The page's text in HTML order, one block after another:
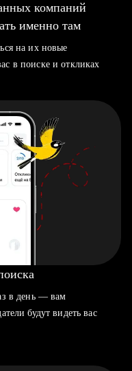
компаний
именно там
на их новые
в поиске и откликах
в день — вам
будут видеть вас